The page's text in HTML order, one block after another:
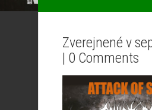
Zverejnené v
| 0 Comments